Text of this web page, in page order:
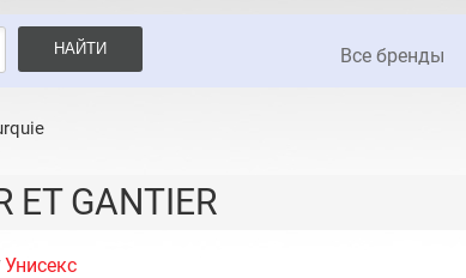
О КАЧЕСТВЕ
К ЗАКАЗАМ
НАЙТИ Все бренды
ET GANTIER
Унисекс